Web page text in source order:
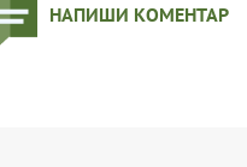
НАПИШИ КОМЕНТАР